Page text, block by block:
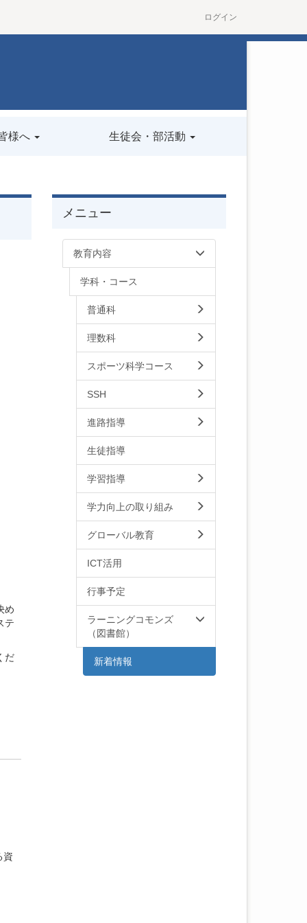
ログイン
様へ 生徒会・部活動
め
テ
だ
資
メニュー
教育内容
学科・コース
普通科
理数科
スポーツ科学コース
SSH
進路指導
生徒指導
学習指導
学力向上の取り組み
グローバル教育
ICT活用
行事予定
ラーニングコモンズ
（図書館）
新着情報